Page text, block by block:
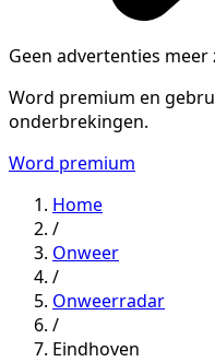
Geen advertenties meer
Word premium en
onderbrekingen.
Word premium
Home
/
Onweer
/
Onweerradar
/
Eindhoven